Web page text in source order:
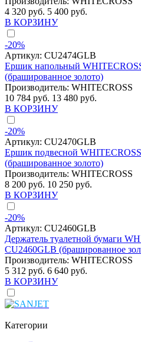
4 320 руб. 5 400 руб.
В КОРЗИНУ
-20%
Артикул: CU2474GLB
Ершик напольный
(брашированное золото)
Производитель: WHITECROSS
10 784 руб. 13 480 руб.
В КОРЗИНУ
-20%
Артикул: CU2470GLB
Ершик подвесной
(брашированное золото)
Производитель: WHITECROSS
8 200 руб. 10 250 руб.
В КОРЗИНУ
-20%
Артикул: CU2460GLB
Держатель туалетной бумаги
CU2460GLB (брашированное
Производитель: WHITECROSS
5 312 руб. 6 640 руб.
В КОРЗИНУ
Категории